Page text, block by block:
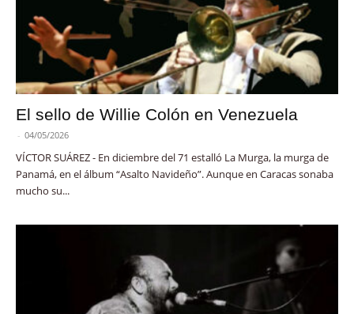
El sello de Willie Colón en Venezuela
- 04/05/2026
VÍCTOR SUÁREZ - En diciembre del 71 estalló La Murga, la murga de
Panamá, en el álbum “Asalto Navideño”. Aunque en Caracas sonaba
mucho su...